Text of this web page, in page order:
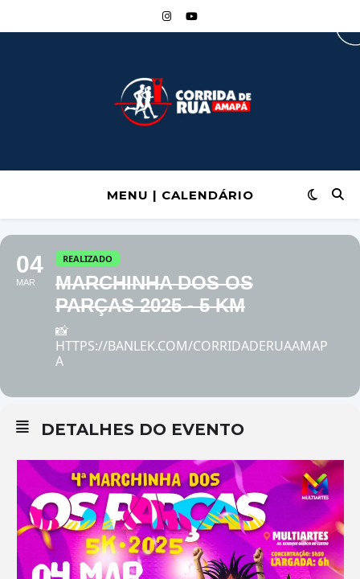
MENU | CALENDÁRIO
04
MAR
REALIZADO
MARCHINHA DOS OS
PARÇAS 2025 - 5 KM
📸
HTTPS://BANLEK.COM/CORRIDADERUAAMAP
A
DETALHES DO EVENTO